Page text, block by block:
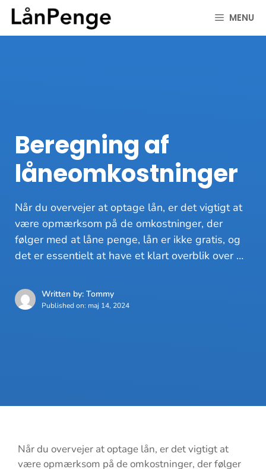
Hop
indhold
MENU
Beregning af
låneomkostninger
Når du overvejer at optage lån, er det vigtigt at
være opmærksom på de omkostninger, der
følger med at låne penge, lån er ikke gratis, og
det er essentielt at have et klart overblik over …
Written by: Tommy
Published on: maj 14, 2024
Når du overvejer at optage lån, er det vigtigt at
være opmærksom på de omkostninger, der følger